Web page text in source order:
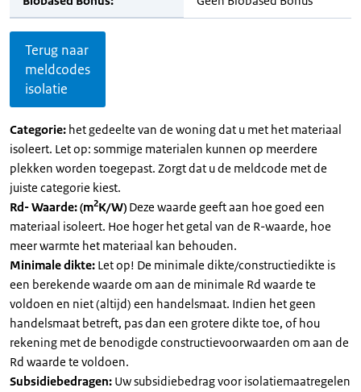
Terug naar
meldcodes
isolatie
Categorie: het gedeelte van de woning dat u met het materiaal
isoleert. Let op: sommige materialen kunnen op meerdere
plekken worden toegepast. Zorgt dat u de meldcode met de
juiste categorie kiest.
Rd- Waarde: (m2K/W) Deze waarde geeft aan hoe goed een
materiaal isoleert. Hoe hoger het getal van de R-waarde, hoe
meer warmte het materiaal kan behouden.
Minimale dikte: Let op! De minimale dikte/constructiedikte is
een berekende waarde om aan de minimale Rd waarde te
voldoen en niet (altijd) een handelsmaat. Indien het geen
handelsmaat betreft, pas dan een grotere dikte toe, of hou
rekening met de benodigde constructievoorwaarden om aan de
Rd waarde te voldoen.
Subsidiebedragen: Uw subsidiebedrag voor isolatiemaatregelen